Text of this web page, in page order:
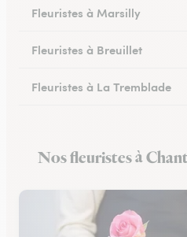
Fleuristes à Marsilly
Fleuristes à Breuillet
Fleuristes à La Tremblade
Fleuristes à Montendre
Nos fleuristes à